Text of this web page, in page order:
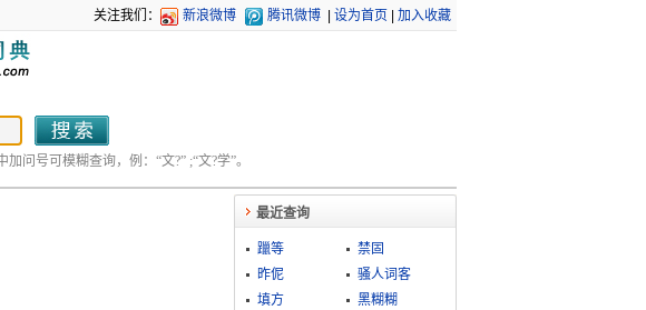
关注我们： 新浪微博 腾讯微博 设为首页 加入收藏
问号可模糊查询，例：“文?” ;“文?学”。
最近查询
躐等
禁固
昨伲
骚人词客
填方
黑糊糊